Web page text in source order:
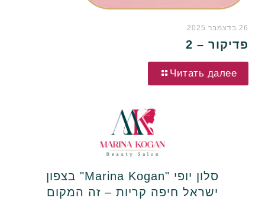
26 בדצמבר 2025
פדיקור – 2
Читать далее
סלון יופי "Marina Kogan" בצפון
ישראל חיפה קריות – זה המקום